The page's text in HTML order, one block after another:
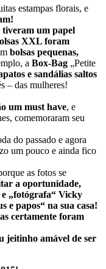
estampas florais, e
tiveram um papel
XXL foram
bolsas pequenas,
a Box-Bag „Petite
e sandálias saltos
– das mulheres!
um must have, e
comemoraram seu
do passado e agora
um pouco e ainda fico
as fotos se
a oportunidade,
„fotógrafa“ Vicky
e papos“ na sua casa!
certamente foram
jeitinho amável de ser